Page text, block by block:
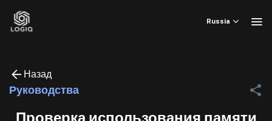
Russia
Назад
Руководства
Проверка использования памяти